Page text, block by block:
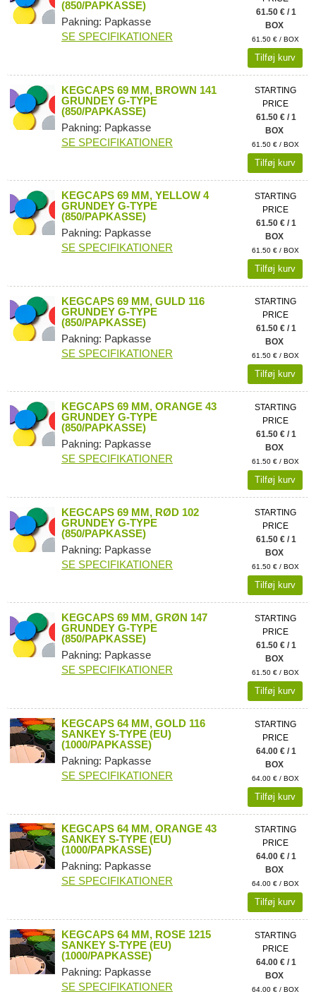
(850/PAPKASSE)
Pakning: Papkasse
SE SPECIFIKATIONER
61.50 € / 1
BOX
61.50 € / BOX
Tilføj kurv
KEGCAPS 69 MM, BROWN 141
GRUNDEY G-TYPE
(850/PAPKASSE)
Pakning: Papkasse
SE SPECIFIKATIONER
STARTING
PRICE
61.50 € / 1
BOX
61.50 € / BOX
Tilføj kurv
KEGCAPS 69 MM, YELLOW 4
GRUNDEY G-TYPE
(850/PAPKASSE)
Pakning: Papkasse
SE SPECIFIKATIONER
STARTING
PRICE
61.50 € / 1
BOX
61.50 € / BOX
Tilføj kurv
KEGCAPS 69 MM, GULD 116
GRUNDEY G-TYPE
(850/PAPKASSE)
Pakning: Papkasse
SE SPECIFIKATIONER
STARTING
PRICE
61.50 € / 1
BOX
61.50 € / BOX
Tilføj kurv
KEGCAPS 69 MM, ORANGE 43
GRUNDEY G-TYPE
(850/PAPKASSE)
Pakning: Papkasse
SE SPECIFIKATIONER
STARTING
PRICE
61.50 € / 1
BOX
61.50 € / BOX
Tilføj kurv
KEGCAPS 69 MM, RØD 102
GRUNDEY G-TYPE
(850/PAPKASSE)
Pakning: Papkasse
SE SPECIFIKATIONER
STARTING
PRICE
61.50 € / 1
BOX
61.50 € / BOX
Tilføj kurv
KEGCAPS 69 MM, GRØN 147
GRUNDEY G-TYPE
(850/PAPKASSE)
Pakning: Papkasse
SE SPECIFIKATIONER
STARTING
PRICE
61.50 € / 1
BOX
61.50 € / BOX
Tilføj kurv
KEGCAPS 64 MM, GOLD 116
SANKEY S-TYPE (EU)
(1000/PAPKASSE)
Pakning: Papkasse
SE SPECIFIKATIONER
STARTING
PRICE
64.00 € / 1
BOX
64.00 € / BOX
Tilføj kurv
KEGCAPS 64 MM, ORANGE 43
SANKEY S-TYPE (EU)
(1000/PAPKASSE)
Pakning: Papkasse
SE SPECIFIKATIONER
STARTING
PRICE
64.00 € / 1
BOX
64.00 € / BOX
Tilføj kurv
KEGCAPS 64 MM, ROSE 1215
SANKEY S-TYPE (EU)
(1000/PAPKASSE)
Pakning: Papkasse
SE SPECIFIKATIONER
STARTING
PRICE
64.00 € / 1
BOX
64.00 € / BOX